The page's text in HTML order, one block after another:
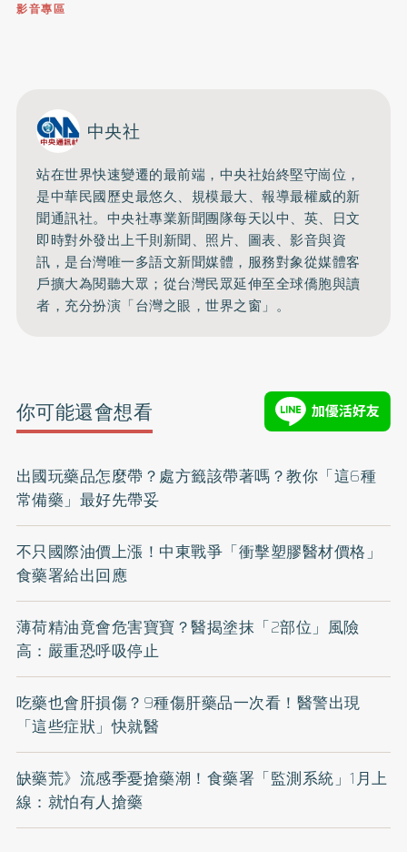
影音專區
中央社
站在世界快速變遷的最前端，中央社始終堅守崗位，
是中華民國歷史最悠久、規模最大、報導最權威的新
聞通訊社。中央社專業新聞團隊每天以中、英、日文
即時對外發出上千則新聞、照片、圖表、影音與資
訊，是台灣唯一多語文新聞媒體，服務對象從媒體客
戶擴大為閱聽大眾；從台灣民眾延伸至全球僑胞與讀
者，充分扮演「台灣之眼，世界之窗」。
你可能還會想看
出國玩藥品怎麼帶？處方籤該帶著嗎？教你「這6種
常備藥」最好先帶妥
不只國際油價上漲！中東戰爭「衝擊塑膠醫材價格」
食藥署給出回應
薄荷精油竟會危害寶寶？醫揭塗抹「2部位」風險
高：嚴重恐呼吸停止
吃藥也會肝損傷？9種傷肝藥品一次看！醫警出現
「這些症狀」快就醫
缺藥荒》流感季憂搶藥潮！食藥署「監測系統」1月上
線：就怕有人搶藥